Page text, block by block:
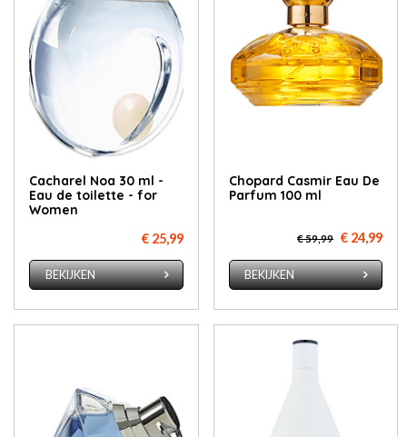
Cacharel Noa 30 ml -
Eau de toilette - for
Women
€ 25,99
BEKIJKEN
Chopard Casmir Eau De
Parfum 100 ml
€ 59,99 € 24,99
BEKIJKEN